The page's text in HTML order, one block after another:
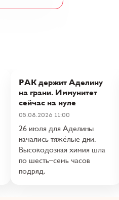
РАК держит Аделину
на грани. Иммунитет
сейчас на нуле
05.08.2026 11:00
26 июля для Аделины
начались тяжёлые дни.
Высокодозная химия шла
по шесть–семь часов
подряд.